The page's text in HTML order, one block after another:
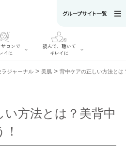
サロンで
イに
ロンで
イに
ング認
サロン
読んで、聴いて
キレイに
読んで、聴いてキ
ル
ラジャーナル > 美肌 > 背中ケアの正しい方法とは
方法とは？美背中